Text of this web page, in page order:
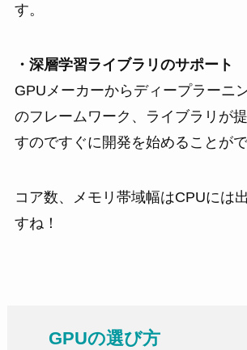
す。
・深層学習ライブラリのサポート
GPUメーカーからディープラーニ
のフレームワーク、ライブラリが
すのですぐに開発を始めることがで
コア数、メモリ帯域幅はCPUには
すね！
GPUの選び方